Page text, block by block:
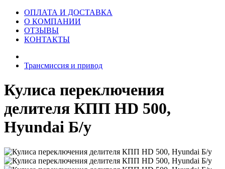
ОПЛАТА И ДОСТАВКА
О КОМПАНИИ
ОТЗЫВЫ
КОНТАКТЫ
Трансмиссия и привод
Кулиса переключения
делителя КПП HD 500,
Hyundai Б/у